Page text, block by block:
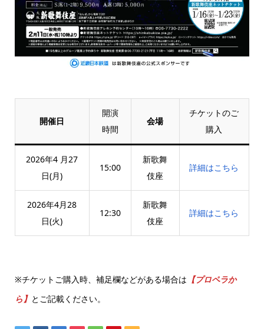
開催日
開演
時間
会場
チケットのご
購入
2026年4 月27
日(月)
15:00
新歌舞
伎座
詳細はこちら
2026年4月28
日(火)
12:30
新歌舞
伎座
詳細はこちら
※チケットご購入時、補足欄などがある場合は 【プロペラか
ら】 とご記載ください。